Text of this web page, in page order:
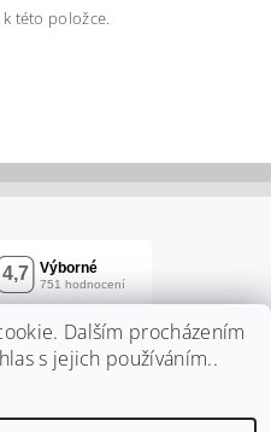
této položce.
Dalším procházením
s jejich používáním..